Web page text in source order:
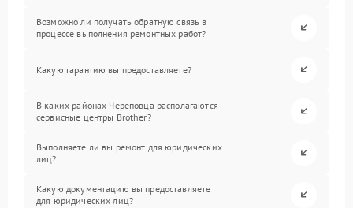
Возможно ли получать обратную связь в
процессе выполнения ремонтных работ?
Какую гарантию вы предоставляете?
В каких районах Череповца располагаются
сервисные центры Brother?
Выполняете ли вы ремонт для юридических
лиц?
Какую документацию вы предоставляете
для юридических лиц?